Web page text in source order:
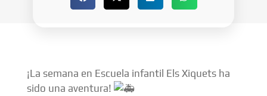
¡La semana en Escuela infantil Els Xiquets ha
sido una aventura!